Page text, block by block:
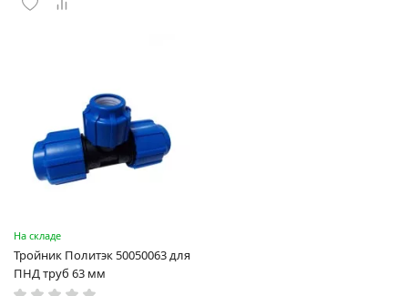
На складе
Тройник Политэк 50050063 для
ПНД труб 63 мм